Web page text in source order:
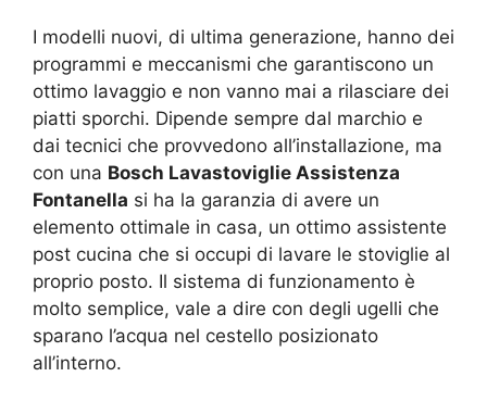
I modelli nuovi, di ultima generazione, hanno dei
programmi e meccanismi che garantiscono un
ottimo lavaggio e non vanno mai a rilasciare dei
piatti sporchi. Dipende sempre dal marchio e
dai tecnici che provvedono all’installazione, ma
con una Bosch Lavastoviglie Assistenza
Fontanella si ha la garanzia di avere un
elemento ottimale in casa, un ottimo assistente
post cucina che si occupi di lavare le stoviglie al
proprio posto. Il sistema di funzionamento è
molto semplice, vale a dire con degli ugelli che
sparano l’acqua nel cestello posizionato
all’interno.